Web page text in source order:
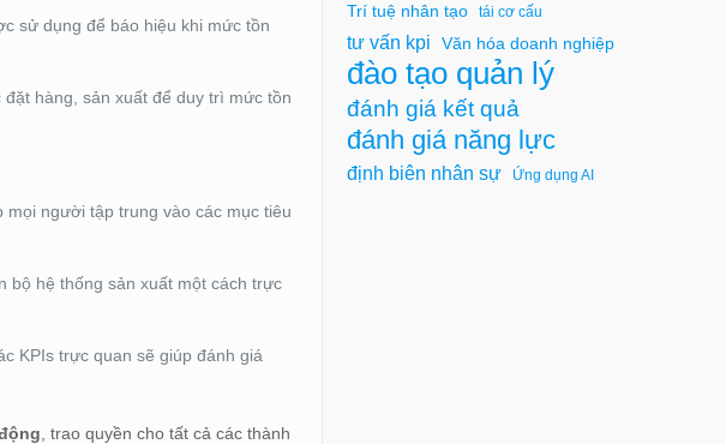
sử dụng để báo hiệu khi mức tồn
hàng, sản xuất để duy trì mức tồn
người tập trung vào các mục tiêu
bộ hệ thống sản xuất một cách trực
KPIs trực quan sẽ giúp đánh giá
, trao quyền cho tất cả các thành
Trí tuệ nhân tạo tái cơ cấu
tư vấn kpi Văn hóa doanh nghiệp
đào tạo quản lý
đánh giá kết quả
đánh giá năng lực
định biên nhân sự Ứng dụng AI